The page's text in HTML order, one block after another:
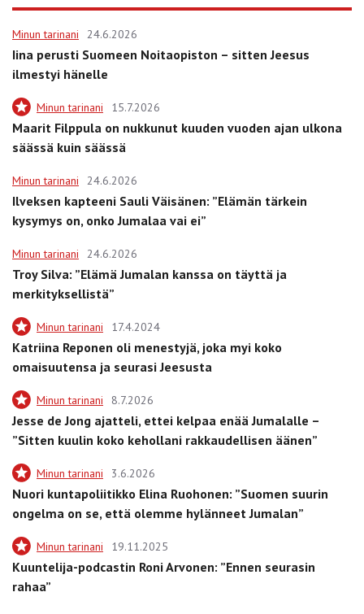
Minun tarinani 24.6.2026
Iina perusti Suomeen Noitaopiston – sitten Jeesus
ilmestyi hänelle
Minun tarinani 15.7.2026
Maarit Filppula on nukkunut kuuden vuoden ajan ulkona
säässä kuin säässä
Minun tarinani 24.6.2026
Ilveksen kapteeni Sauli Väisänen: ”Elämän tärkein
kysymys on, onko Jumalaa vai ei”
Minun tarinani 24.6.2026
Troy Silva: ”Elämä Jumalan kanssa on täyttä ja
merkityksellistä”
Minun tarinani 17.4.2024
Katriina Reponen oli menestyjä, joka myi koko
omaisuutensa ja seurasi Jeesusta
Minun tarinani 8.7.2026
Jesse de Jong ajatteli, ettei kelpaa enää Jumalalle –
”Sitten kuulin koko kehollani rakkaudellisen äänen”
Minun tarinani 3.6.2026
Nuori kuntapoliitikko Elina Ruohonen: ”Suomen suurin
ongelma on se, että olemme hylänneet Jumalan”
Minun tarinani 19.11.2025
Kuuntelija-podcastin Roni Arvonen: ”Ennen seurasin
rahaa”